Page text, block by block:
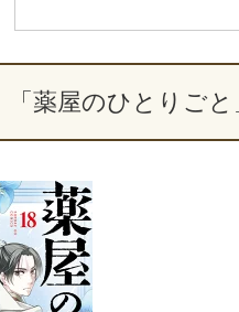
「薬屋のひとりご